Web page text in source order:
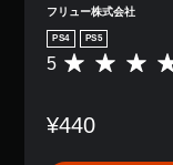
フリュー株式会社
PS4 PS5
評
は
5
¥440